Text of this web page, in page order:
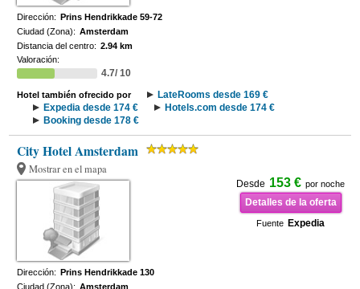
Dirección: Prins Hendrikkade 59-72
Ciudad (Zona): Amsterdam
Distancia del centro: 2.94 km
Valoración:
4.7/ 10
Hotel también ofrecido por
LateRooms desde 169 €
Expedia desde 174 €
Hotels.com desde 174 €
Booking desde 178 €
City Hotel Amsterdam
Mostrar en el mapa
Desde 153 € por noche
Detalles de la oferta
Fuente Expedia
Dirección: Prins Hendrikkade 130
Ciudad (Zona): Amsterdam